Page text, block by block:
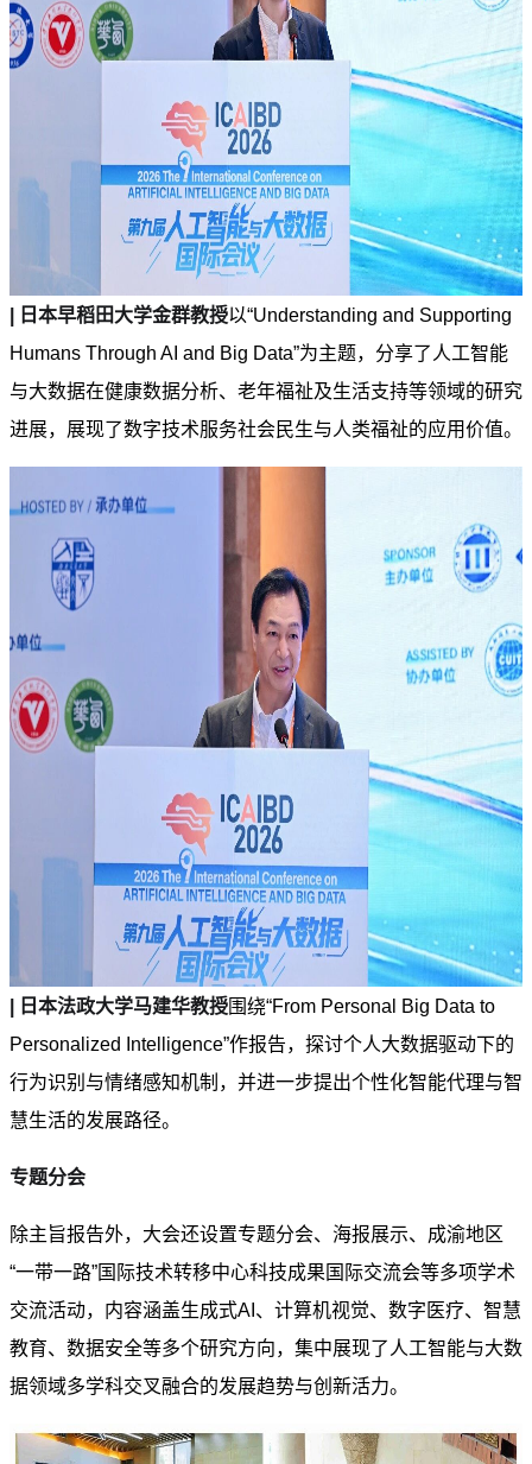
| 日本早稻田大学金群教授以“Understanding and Supporting
Humans Through AI and Big Data”为主题，分享了人工智能
与大数据在健康数据分析、老年福祉及生活支持等领域的研究
进展，展现了数字技术服务社会民生与人类福祉的应用价值。
| 日本法政大学马建华教授围绕“From Personal Big Data to
Personalized Intelligence”作报告，探讨个人大数据驱动下的
行为识别与情绪感知机制，并进一步提出个性化智能代理与智
慧生活的发展路径。
专题分会
除主旨报告外，大会还设置专题分会、海报展示、成渝地区
“一带一路”国际技术转移中心科技成果国际交流会等多项学术
交流活动，内容涵盖生成式AI、计算机视觉、数字医疗、智慧
教育、数据安全等多个研究方向，集中展现了人工智能与大数
据领域多学科交叉融合的发展趋势与创新活力。